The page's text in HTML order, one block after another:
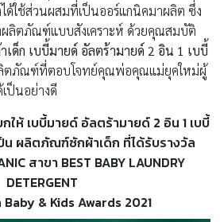
ด้ใช้ส่วนผสมที่เป็นออร์แกนิคมาผลิต ซึ่ง
ผลิตภัณฑ์แบบสังเคราะห์ ด้วยคุณสมบัติ
ด็ก เบบี้มายด์ อัลตร้ามายด์ 2 อิน 1 เบบี้
ตภัณฑ์ที่ตอบโจทย์คุณพ่อคุณแม่ยุคใหม่ผู้
ป็นอย่างดี
กให้ เบบี้มายด์ อัลตร้ามายด์2 อิน 1 เบบี้
น ผลิตภัณฑ์ซักผ้าเด็ก ที่ได้รับรางวัล
สาขา BEST BABY LAUNDRY
DETERGENT
& Kids Awards 2021